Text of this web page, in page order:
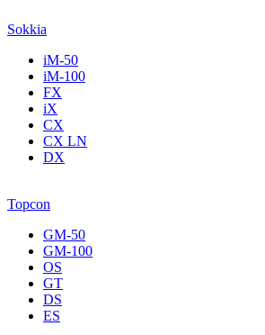
Sokkia
iM-50
iM-100
FX
iX
CX
CX LN
DX
Topcon
GM-50
GM-100
OS
GT
DS
ES